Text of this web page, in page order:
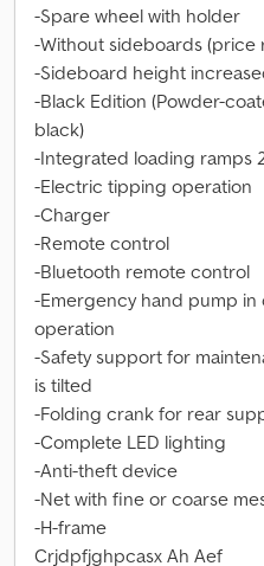
-Spare wheel with holder
-Without sideboards (price
-Sideboard height
-Black Edition (Powder-
black)
-Integrated loading ramps
-Electric tipping operation
-Charger
-Remote control
-Bluetooth remote control
-Emergency hand pump
operation
-Safety support for
is tilted
-Folding crank for rear
-Complete LED lighting
-Anti-theft device
-Net with fine or coarse
-H-frame
Crjdpfjghpcasx Ah Aef